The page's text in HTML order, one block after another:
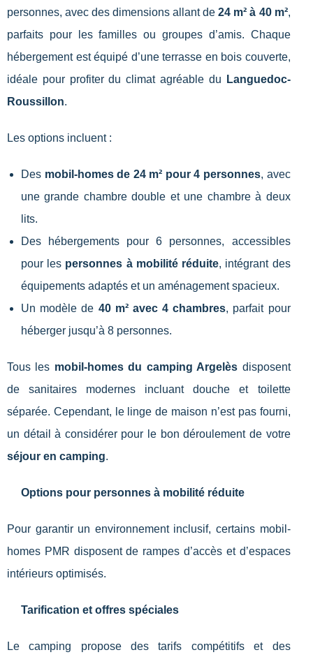
personnes, avec des dimensions allant de24 m² à 40 m²,
parfaits pour les familles ou groupes d’amis. Chaque
hébergement est équipé d’une terrasse en bois couverte,
idéale pour profiter du climat agréable du
Languedoc-
Roussillon.
Les options incluent :
Des mobil-homes de 24 m² pour 4 personnes, avec
une grande chambre double et une chambre à deux
lits.
Des hébergements pour 6 personnes, accessibles
pour les personnes à mobilité réduite, intégrant des
équipements adaptés et un aménagement spacieux.
Un modèle de 40 m² avec 4 chambres, parfait pour
héberger jusqu’à 8 personnes.
Tous les mobil-homes du camping Argelès disposent
de sanitaires modernes incluant douche et toilette
séparée. Cependant, le linge de maison n’est pas fourni,
un détail à considérer pour le bon déroulement de votre
séjour en camping.
Options pour personnes à mobilité réduite
Pour garantir un environnement inclusif, certains mobil-
homes PMR disposent de rampes d’accès et d’espaces
intérieurs optimisés.
Tarification et offres spéciales
Le camping propose des tarifs compétitifs et des